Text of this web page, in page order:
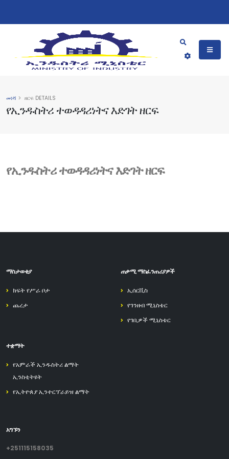
የኢንዱስትሪ ተወዳዳሪነትና እድገት ዘርፍ
መነሻ ዘርፍ DETAILS
የኢንዱስትሪ ተወዳዳሪነትና እድገት ዘርፍ
ማስታወቂያ
ክፍት የሥራ ቦታ
ጨረታ
ጠቃሚ ማስፈንጠሪያዎች
ኢሰርቪስ
የገንዘብ ሚኒስቴር
የገቢዎች ሚኒስቴር
ተቋማት
የአምራች ኢንዱስትሪ ልማት
ኢንስቲትዩት
የኢትዮጰያ ኢንተርፕራይዝ ልማት
አግኙን
+251115158035